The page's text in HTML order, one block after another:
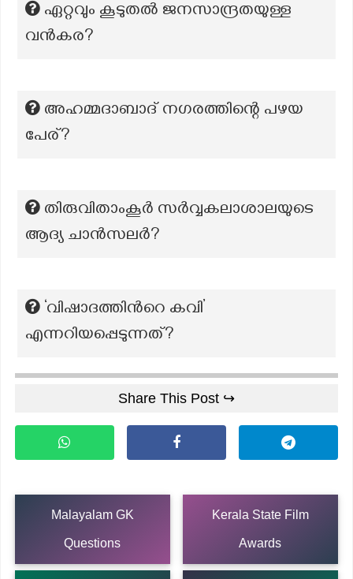
ഏറ്റവും കൂടുതൽ ജനസാന്ദ്രതയുള്ള
വൻകര?
അഹമ്മദാബാദ് നഗരത്തിന്റെ പഴയ
പേര്?
തിരുവിതാംകൂർ സർവ്വകലാശാലയുടെ
ആദ്യ ചാൻസലർ?
‘വിഷാദത്തിന്‍റെ കവി’
എന്നറിയപ്പെടുന്നത്?
Share This Post ↪
Malayalam GK
Questions
Kerala State Film
Awards